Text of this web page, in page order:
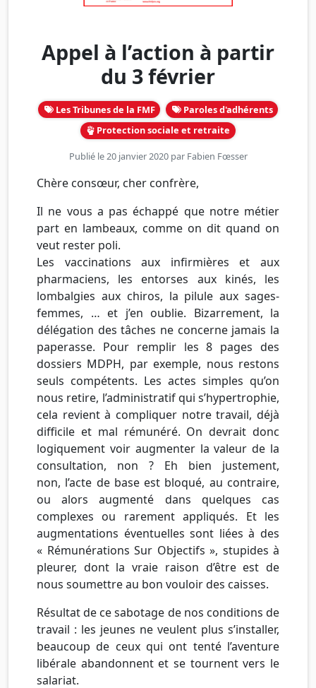
Appel à l’action à partir
du 3 février
Les Tribunes de la FMF
Paroles d'adhérents
Protection sociale et retraite
Publié le 20 janvier 2020 par Fabien Fœsser
Chère consœur, cher confrère,
Il ne vous a pas échappé que notre métier
part en lambeaux, comme on dit quand on
veut rester poli.
Les vaccinations aux infirmières et aux
pharmaciens, les entorses aux kinés, les
lombalgies aux chiros, la pilule aux sages-
femmes, … et j’en oublie. Bizarrement, la
délégation des tâches ne concerne jamais la
paperasse. Pour remplir les 8 pages des
dossiers MDPH, par exemple, nous restons
seuls compétents. Les actes simples qu’on
nous retire, l’administratif qui s’hypertrophie,
cela revient à compliquer notre travail, déjà
difficile et mal rémunéré. On devrait donc
logiquement voir augmenter la valeur de la
consultation, non ? Eh bien justement,
non, l’acte de base est bloqué, au contraire,
ou alors augmenté dans quelques cas
complexes ou rarement appliqués. Et les
augmentations éventuelles sont liées à des
« Rémunérations Sur Objectifs », stupides à
pleurer, dont la vraie raison d’être est de
nous soumettre au bon vouloir des caisses.
Résultat de ce sabotage de nos conditions de
travail : les jeunes ne veulent plus s’installer,
beaucoup de ceux qui ont tenté l’aventure
libérale abandonnent et se tournent vers le
salariat.